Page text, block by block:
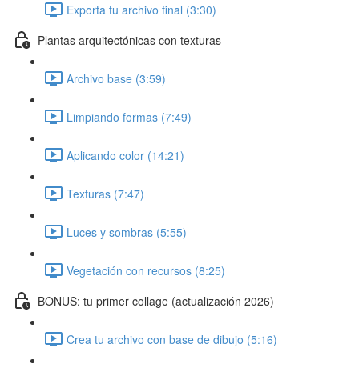
Exporta tu archivo final (3:30)
Plantas arquitectónicas con texturas -----
Archivo base (3:59)
Limpiando formas (7:49)
Aplicando color (14:21)
Texturas (7:47)
Luces y sombras (5:55)
Vegetación con recursos (8:25)
BONUS: tu primer collage (actualización 2026)
Crea tu archivo con base de dibujo (5:16)